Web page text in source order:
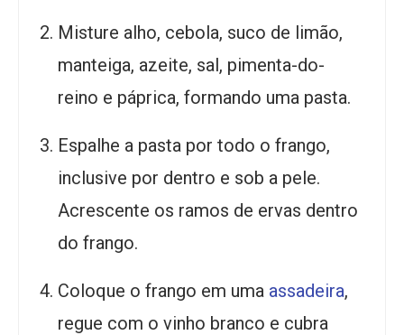
Misture alho, cebola, suco de limão,
manteiga, azeite, sal, pimenta-do-
reino e páprica, formando uma pasta.
Espalhe a pasta por todo o frango,
inclusive por dentro e sob a pele.
Acrescente os ramos de ervas dentro
do frango.
Coloque o frango em uma assadeira,
regue com o vinho branco e cubra